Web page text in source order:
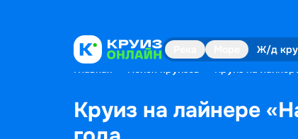
Ж/д
Главная Поиск круизов Круиз на
Круиз на лайнере